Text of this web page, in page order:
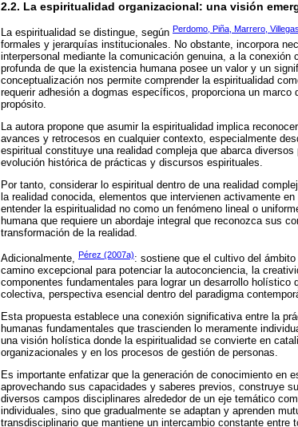
2.2. La espiritualidad organizacional: una visión
La espiritualidad se distingue, según Perdomo, Piña, Marrero,
formales y jerarquías institucionales. No obstante, incorpora
interpersonal mediante la comunicación genuina, a la
profunda de que la existencia humana posee un valor y un
conceptualización nos permite comprender la espiritualidad
requerir adhesión a dogmas específicos, proporciona un
propósito.
La autora propone que asumir la espiritualidad implica
avances y retrocesos en cualquier contexto, especialmente
espiritual constituye una realidad compleja que abarca
evolución histórica de prácticas y discursos espirituales.
Por tanto, considerar lo espiritual dentro de una realidad
la realidad conocida, elementos que intervienen activamente
entender la espiritualidad no como un fenómeno lineal o
humana que requiere un abordaje integral que reconozca sus
transformación de la realidad.
Adicionalmente, Pérez (2007a): sostiene que el cultivo del
camino excepcional para potenciar la autoconciencia, la
componentes fundamentales para lograr un desarrollo
colectiva, perspectiva esencial dentro del paradigma
Esta propuesta establece una conexión significativa entre la
humanas fundamentales que trascienden lo meramente
una visión holística donde la espiritualidad se convierte en
organizacionales y en los procesos de gestión de personas.
Es importante enfatizar que la generación de conocimiento en
aprovechando sus capacidades y saberes previos, construye
diversos campos disciplinares alrededor de un eje temático
individuales, sino que gradualmente se adaptan y aprenden
transdisciplinario que mantiene un intercambio constante entre